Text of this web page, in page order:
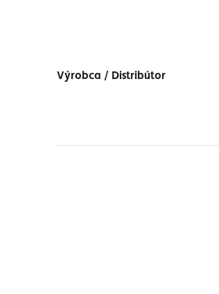
Výrobca / Distribútor